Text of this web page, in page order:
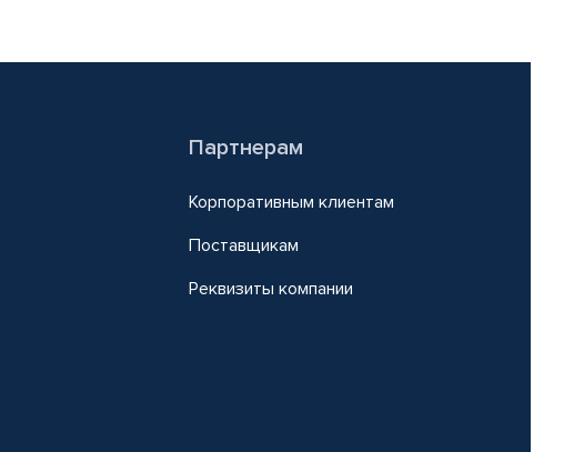
Партнерам
Корпоративным клиентам
Поставщикам
Реквизиты компании